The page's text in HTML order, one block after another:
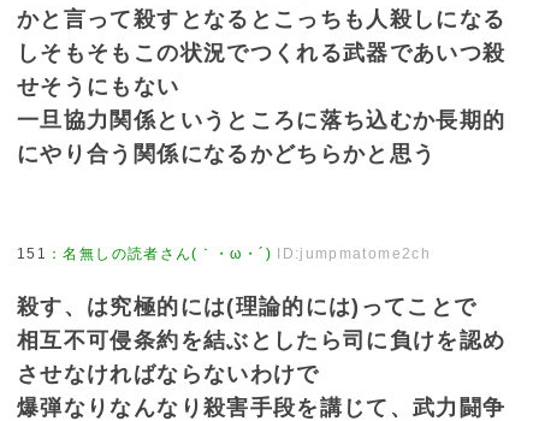
かと言って殺すとなるとこっちも人殺しになる
しそもそもこの状況でつくれる武器であいつ殺
せそうにもない
一旦協力関係というところに落ち込むか長期的
にやり合う関係になるかどちらかと思う
151 ：名無しの読者さん(｀・ω・´) ID:jumpmatome2ch
殺す、は究極的には(理論的には)ってことで
相互不可侵条約を結ぶとしたら司に負けを認め
させなければならないわけで
爆弾なりなんなり殺害手段を講じて、武力闘争